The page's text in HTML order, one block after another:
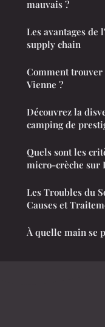
mauvais ?
Les avantages
supply chain
Comment
Vienne ?
Découvrez la
camping de
Quels sont les
micro-crèche sur
Les Troubles du
Causes et
À quelle main se